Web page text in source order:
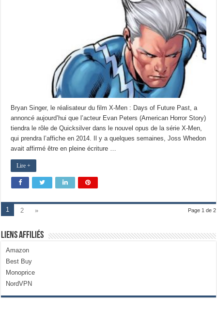
Bryan Singer, le réalisateur du film X-Men : Days of Future Past, a
annoncé aujourd’hui que l’acteur Evan Peters (American Horror Story)
tiendra le rôle de Quicksilver dans le nouvel opus de la série X-Men,
qui prendra l’affiche en 2014. Il y a quelques semaines, Joss Whedon
avait affirmé être en pleine écriture …
Lire +
Page 1 de 2
1 2 »
Liens Affiliés
Amazon
Best Buy
Monoprice
NordVPN